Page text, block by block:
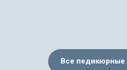
Все педикюрные